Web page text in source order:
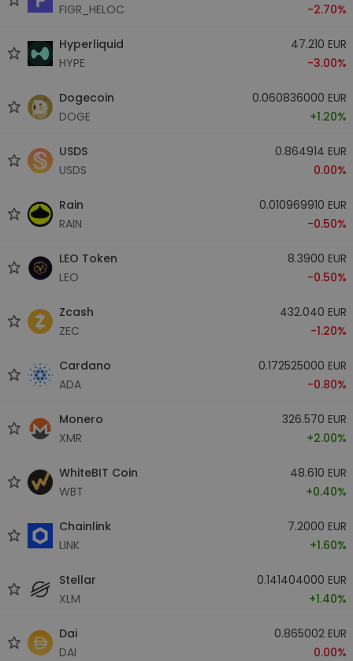
FIGR_HELOC
-2.70%
Hyperliquid
HYPE
47.210 EUR
-3.00%
Dogecoin
DOGE
0.060836000 EUR
+1.20%
USDS
USDS
0.864914 EUR
0.00%
Rain
RAIN
0.010969910 EUR
-0.50%
LEO Token
LEO
8.3900 EUR
-0.50%
Zcash
ZEC
432.040 EUR
-1.20%
Cardano
ADA
0.172525000 EUR
-0.80%
Monero
XMR
326.570 EUR
+2.00%
WhiteBIT Coin
WBT
48.610 EUR
+0.40%
Chainlink
LINK
7.2000 EUR
+1.60%
Stellar
XLM
0.141404000 EUR
+1.40%
Dai
DAI
0.865002 EUR
0.00%